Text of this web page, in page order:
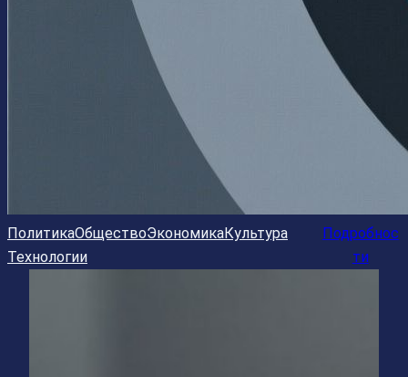
ПолитикаОбществоЭкономикаКультура
Технологии
Подробнос
ти